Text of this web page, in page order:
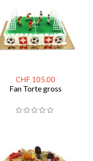
CHF 105.00
Fan Torte gross